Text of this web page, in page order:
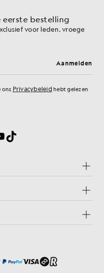
eerste bestelling
voor leden, vroege
Aanmelden
ons Privacybeleid hebt gelezen
TikTok